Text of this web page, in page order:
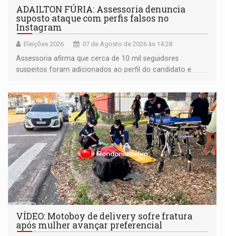
ADAILTON FÚRIA: Assessoria denuncia
suposto ataque com perfis falsos no
Instagram
Eleições 2026 07 de Agosto de 2026 às 14:28
Assessoria afirma que cerca de 10 mil seguidores
suspeitos foram adicionados ao perfil do candidato e
remover as contas
VÍDEO: Motoboy de delivery sofre fratura
após mulher avançar preferencial